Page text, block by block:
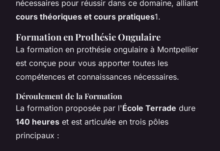
nécessaires pour réussir dans ce domaine, alliant
cours théoriques et cours pratiques1.
Formation en Prothésie Ongulaire
La formation en prothésie ongulaire à Montpellier
est conçue pour vous apporter toutes les
compétences et connaissances nécessaires.
Déroulement de la Formation
La formation proposée par l'École Terrade dure
140 heures et est articulée en trois pôles
principaux :